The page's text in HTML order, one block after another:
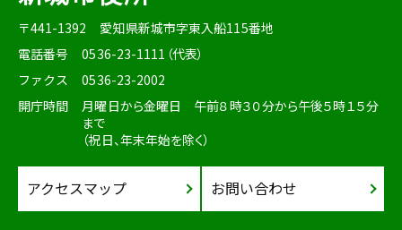
〒441-1392
愛知県新城市字東入船115番地
電話番号
0536-23-1111（代表）
ファクス
0536-23-2002
開庁時間
月曜日から金曜日 午前８時３０分から午後５時１５分
まで
（祝日、年末年始を除く）
アクセスマップ お問い合わせ